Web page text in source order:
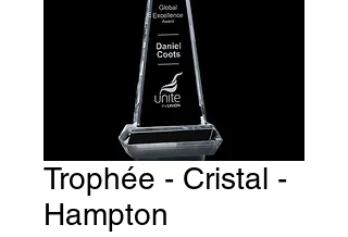
Trophée - Cristal -
Hampton